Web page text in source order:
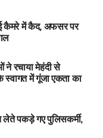
कैमरे में कैद, अफसर पर
ने रचाया मेहंदी से
स्वागत में गूंजा एकता का
लेते पकड़े गए पुलिसकर्मी,